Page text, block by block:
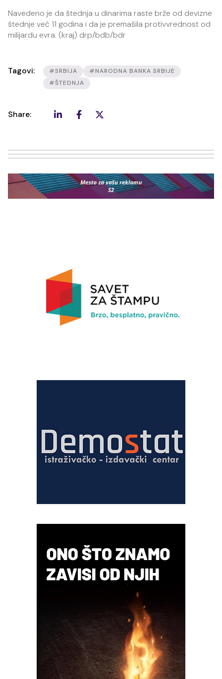
Navedeno je da štednja u dinarima raste brže od devizne
štednje već 11 godina i da je premašila protivvrednost od
milijardu evra. (kraj) drp/bdb/bdr
Tagovi: #SRBIJA
#NARODNA BANKA SRBIJE
#ŠTEDNJA
Share: